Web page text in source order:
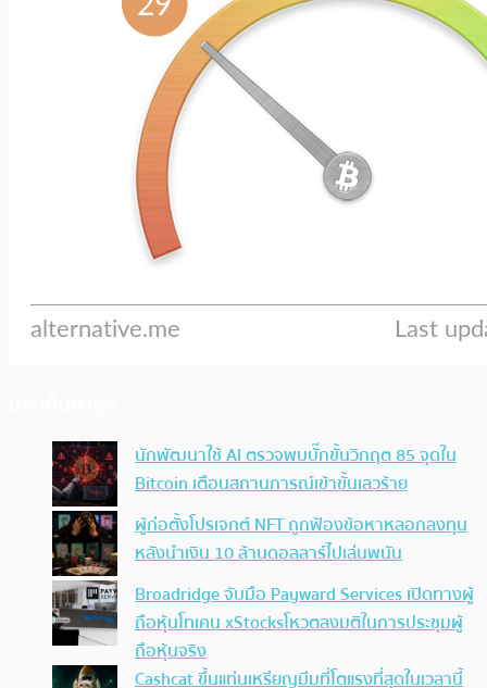
นักพัฒนาใช้ AI ตรวจพบบั๊กขั้นวิกฤต 85 จุดใน
Bitcoin เตือนสถานการณ์เข้าขั้นเลวร้าย
ผู้ก่อตั้งโปรเจกต์ NFT ถูกฟ้องข้อหาหลอกลงทุน
หลังนำเงิน 10 ล้านดอลลาร์ไปเล่นพนัน
Broadridge จับมือ Payward Services เปิดทางผู้
ถือหุ้นโทเคน xStocksโหวตลงมติในการประชุมผู้
ถือหุ้นจริง
Cashcat ขึ้นแท่นเหรียญมีมที่โตแรงที่สุดในเวลานี้